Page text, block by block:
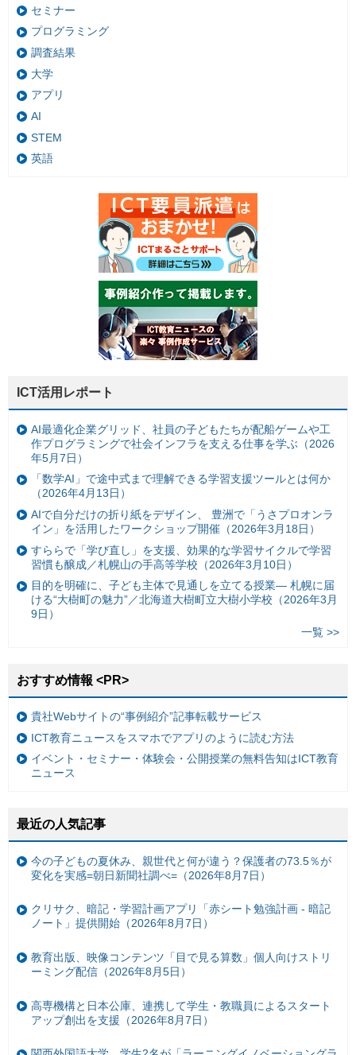
セミナー
プログラミング
調査結果
大学
アプリ
AI
STEM
英語
ICT活用レポート
AI最適化企業グリッド、社員の子どもたちが配船ゲームや工
作プログラミングで社会インフラを支える仕事を学ぶ（2026
年5月7日）
「数学AI」で途中式まで理解できる学習支援ツールとは何か
（2026年4月13日）
AIで自分だけの折り紙をデザイン、 豊洲で「うさプロオンラ
イン」を活用したワークショップ開催（2026年3月18日）
すららで「学び直し」を支援、効果的な学習サイクルで学習
習慣も醸成／札幌山の手高等学校（2026年3月10日）
目的を明確に、子ども主体で見通しを立てる授業— 札幌に届
ける“大樹町の魅力”／北海道大樹町立大樹小学校（2026年3月
9日）
一覧 >>
おすすめ情報 <PR>
貴社Webサイトの“事例紹介”記事転載サービス
ICT教育ニュースをスマホでアプリのように読む方法
イベント・セミナー・体験会・公開授業の無料告知はICT教育
ニュース
最近の人気記事
今の子どもの夏休み、親世代と何が違う？保護者の73.5％が
変化を実感=朝日新聞社調べ=（2026年8月7日）
クリサク、暗記・学習計画アプリ「赤シート勉強計画 - 暗記
ノート」提供開始（2026年8月7日）
教育出版、映像コンテンツ「目で見る算数」個人向けストリ
ーミング配信（2026年8月5日）
高専機構と日本公庫、連携して学生・教職員によるスタート
アップ創出を支援（2026年8月7日）